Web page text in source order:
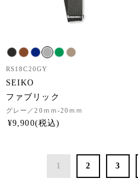
RS18C20GY
SEIKO
ファブリック
グレー ／20ｍｍ-20ｍｍ
¥9,900
1 2 3